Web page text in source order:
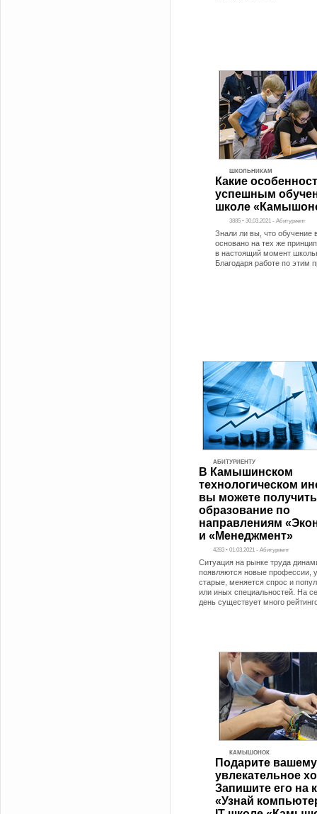
ШКОЛЬНИКАМ
Какие
успешным
школе
3885 • 30.03.2021 - Абитуриент
Знали ли вы, что обучение
основано на тех же
в настоящий момент
Благодаря работе по этим
АБИТУРИЕНТУ
В Камышинском
технологическом
вы можете получить
образование по
направлениям
и «Менеджмент»
4283 • 01.03.2021 - Абитуриент
Ситуация на рынке труда
появляются новые профессии,
старые, меняется спрос и
или иных специальностей. На
день существует много
КАМЫШОНОК
Подарите
увлекательное
Запишите его на
«Узнай